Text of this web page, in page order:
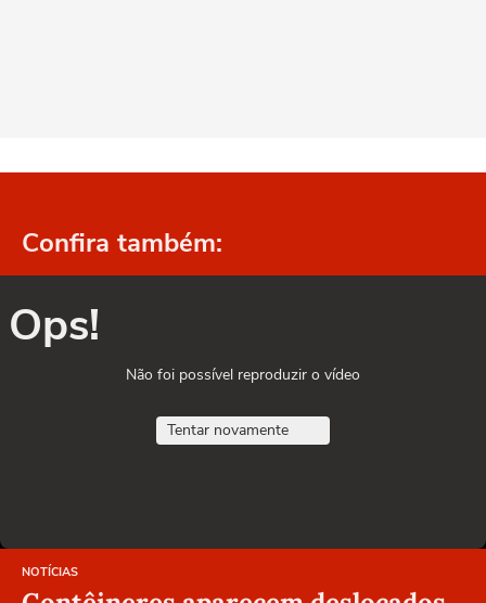
Confira também:
Ops!
Não foi possível reproduzir o vídeo
Tentar novamente
NOTÍCIAS